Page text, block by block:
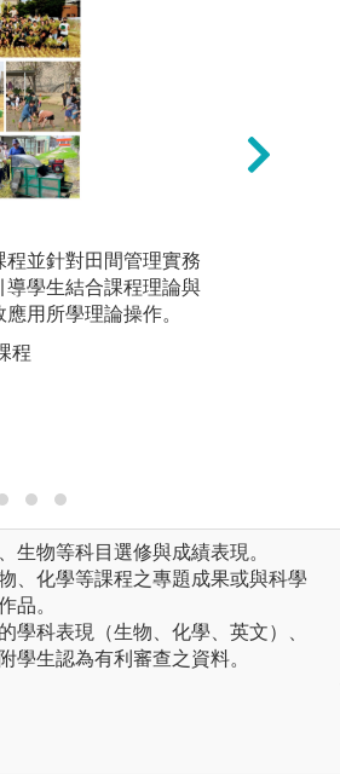
並針對田間管理實務
導學生結合課程理論與
用所學理論操作。
程
生物等科目選修與成績表現。
、化學等課程之專題成果或與科學
品。
學科表現（生物、化學、英文）、
學生認為有利審查之資料。